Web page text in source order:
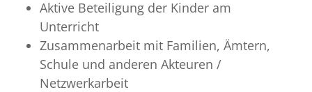
Aktive Beteiligung der Kinder am
Unterricht
Zusammenarbeit mit Familien, Ämtern,
Schule und anderen Akteuren /
Netzwerkarbeit